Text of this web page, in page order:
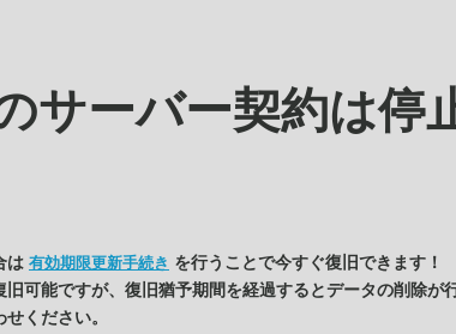
サーバー契約は停
は 有効期限更新手続き を行うことで今すぐ復旧できます！
可能ですが、復旧猶予期間を経過するとデータの削除が
ください。